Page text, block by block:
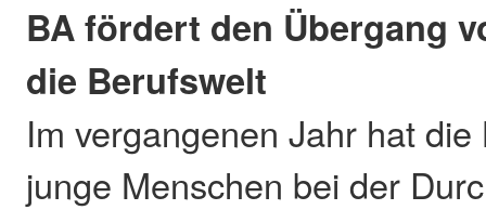
BA fördert den Übergang
die Berufswelt
Im vergangenen Jahr hat
junge Menschen bei der